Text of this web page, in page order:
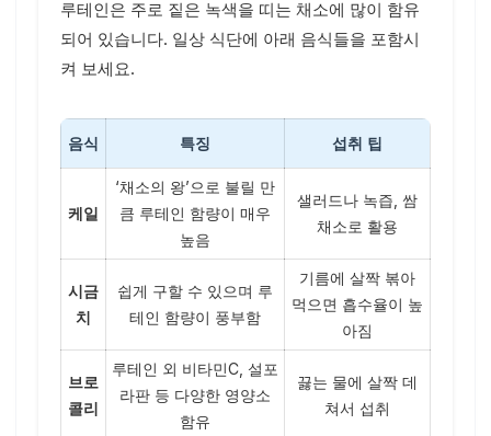
루테인은 주로 짙은 녹색을 띠는 채소에 많이 함유
되어 있습니다. 일상 식단에 아래 음식들을 포함시
켜 보세요.
음식 특징 섭취 팁
케일
‘채소의 왕’으로 불릴 만
큼 루테인 함량이 매우
높음
샐러드나 녹즙, 쌈
채소로 활용
시금
치
쉽게 구할 수 있으며 루
테인 함량이 풍부함
기름에 살짝 볶아
먹으면 흡수율이 높
아짐
브로
콜리
루테인 외 비타민C, 설포
라판 등 다양한 영양소
함유
끓는 물에 살짝 데
쳐서 섭취